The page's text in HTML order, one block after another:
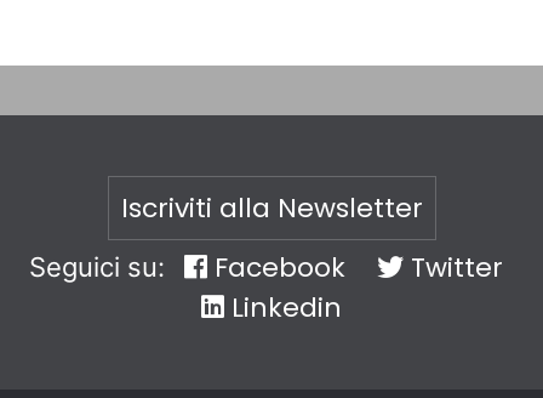
Iscriviti alla Newsletter
Seguici su: Facebook
Twitter
Linkedin